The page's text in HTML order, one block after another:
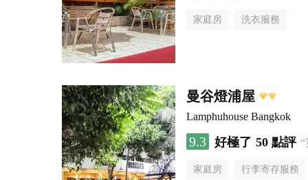
家庭房 洗衣服務
曼谷燈浦屋
Lamphuhouse Bangkok
9.3 好極了 50 點評
家庭房 行李寄存服務